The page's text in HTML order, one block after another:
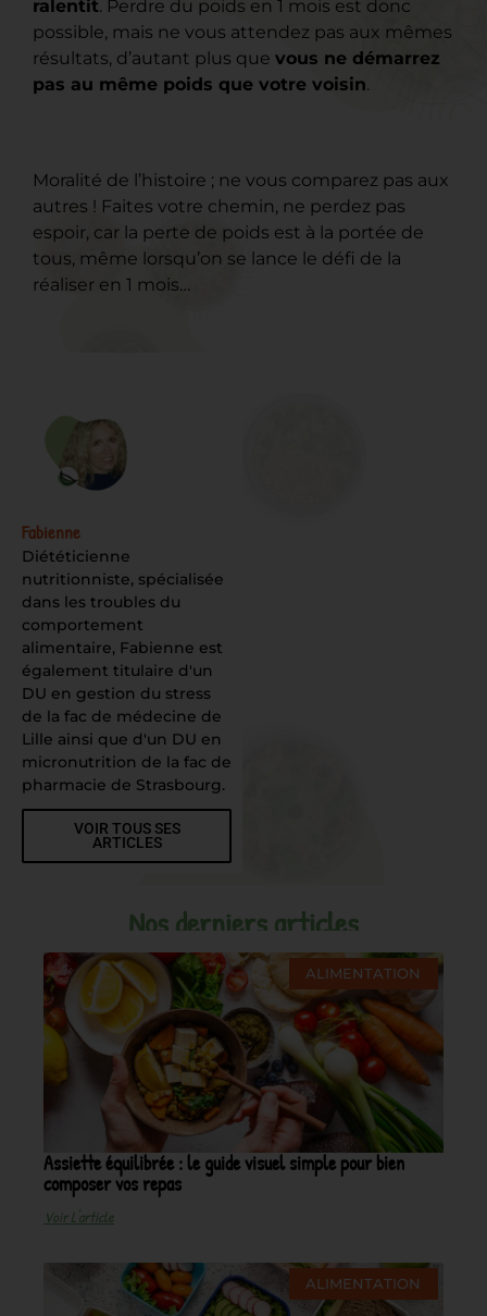
ralentit. Perdre du poids en 1 mois est donc
possible, mais ne vous attendez pas aux mêmes
résultats, d’autant plus que vous ne démarrez
pas au même poids que votre voisin.
Moralité de l’histoire ; ne vous comparez pas aux
autres ! Faites votre chemin, ne perdez pas
espoir, car la perte de poids est à la portée de
tous, même lorsqu’on se lance le défi de la
réaliser en 1 mois…
Fabienne
Diététicienne
nutritionniste, spécialisée
dans les troubles du
comportement
alimentaire, Fabienne est
également titulaire d'un
DU en gestion du stress
de la fac de médecine de
Lille ainsi que d'un DU en
micronutrition de la fac de
pharmacie de Strasbourg.
VOIR TOUS SES
ARTICLES
Nos derniers articles
ALIMENTATION
Assiette équilibrée : le guide visuel simple pour bien
composer vos repas
Voir L'article
ALIMENTATION